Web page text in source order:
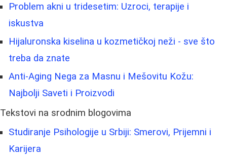
Problem akni u tridesetim: Uzroci, terapije i
iskustva
Hijaluronska kiselina u kozmetičkoj neži - sve što
treba da znate
Anti-Aging Nega za Masnu i Mešovitu Kožu:
Najbolji Saveti i Proizvodi
Tekstovi na srodnim blogovima
Studiranje Psihologije u Srbiji: Smerovi, Prijemni i
Karijera